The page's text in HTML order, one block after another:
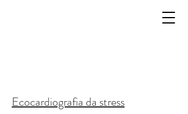
Ecocardiografia da stress